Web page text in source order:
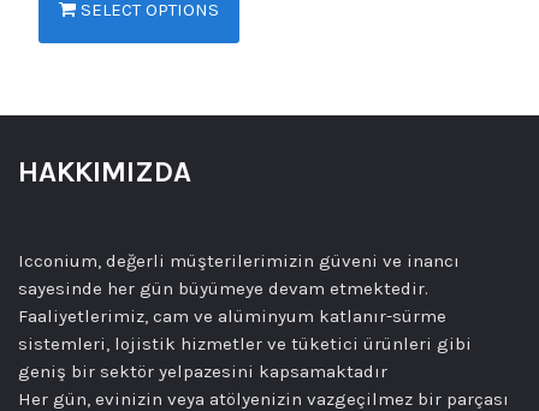
SELECT OPTIONS
HAKKIMIZDA
Icconium, değerli müşterilerimizin güveni ve inancı
sayesinde her gün büyümeye devam etmektedir.
Faaliyetlerimiz, cam ve alüminyum katlanır-sürme
sistemleri, lojistik hizmetler ve tüketici ürünleri gibi
geniş bir sektör yelpazesini kapsamaktadır
Her gün, evinizin veya atölyenizin vazgeçilmez bir parçası